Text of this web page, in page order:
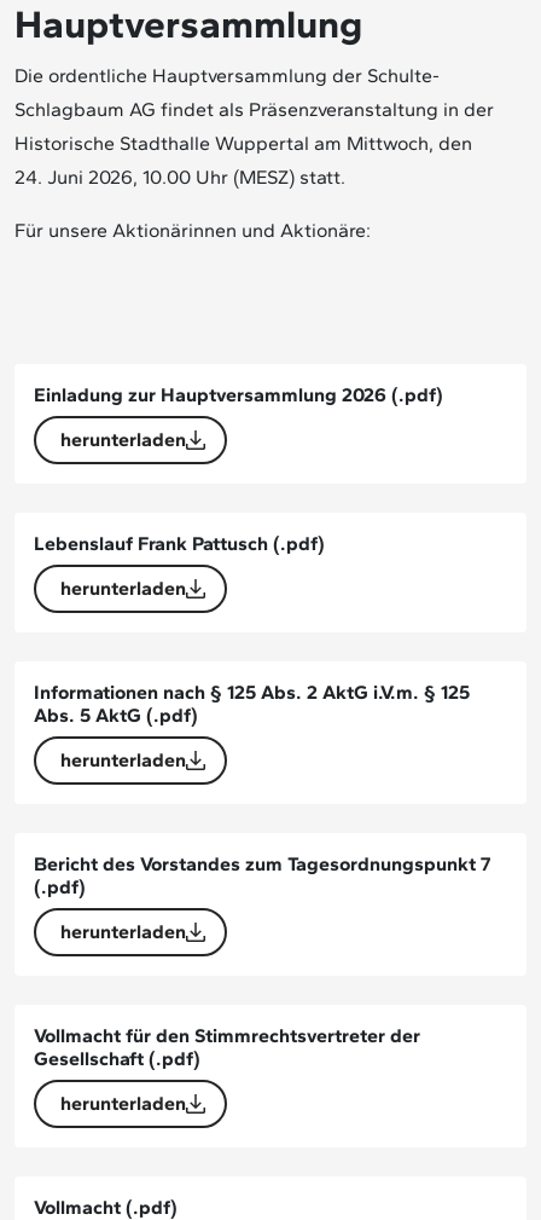
Hauptversammlung
Die ordentliche Hauptversammlung der Schulte-
Schlagbaum AG findet als Präsenzveranstaltung in der
Historische Stadthalle Wuppertal am Mittwoch, den
24. Juni 2026, 10.00 Uhr (MESZ) statt.
Für unsere Aktionärinnen und Aktionäre:
Einladung zur Hauptversammlung 2026 (.pdf)
herunterladen
Lebenslauf Frank Pattusch (.pdf)
herunterladen
Informationen nach § 125 Abs. 2 AktG i.V.m. § 125
Abs. 5 AktG (.pdf)
herunterladen
Bericht des Vorstandes zum Tagesordnungspunkt 7
(.pdf)
herunterladen
Vollmacht für den Stimmrechtsvertreter der
Gesellschaft (.pdf)
herunterladen
Vollmacht (.pdf)